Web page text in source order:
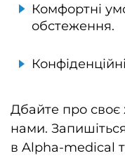
Комфортні
обстеження.
Дбайте про своє
нами.
в Alpha-medical